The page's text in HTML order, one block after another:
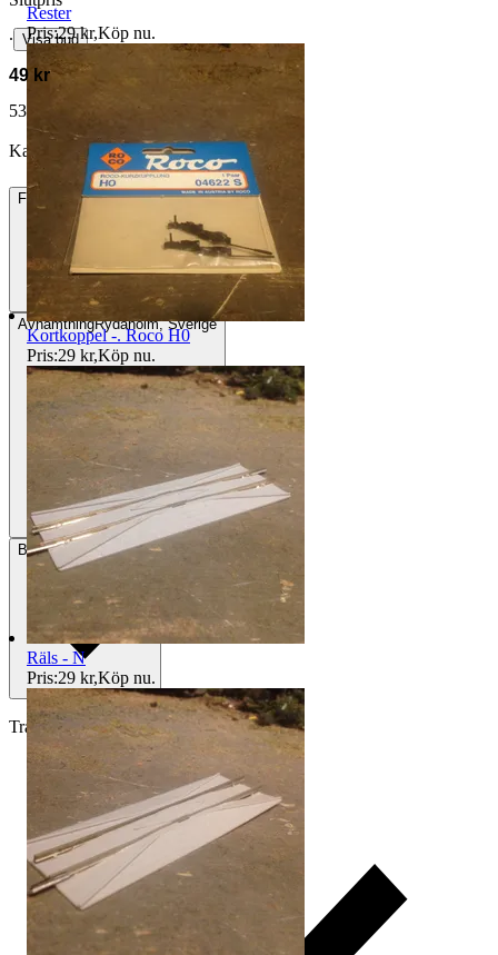
∙ Visa bud
49 kr
53 kr med köparskydd.
Kalle012 vann auktionen
Frakt Från 49 kr
AvhämtningRydaholm, Sverige
Betalning Via Tradera
Traderas köparskydd
Rester
Pris:29 kr,Köp nu.
Kortkoppel -. Roco H0
Pris:29 kr,Köp nu.
Räls - N
Pris:29 kr,Köp nu.